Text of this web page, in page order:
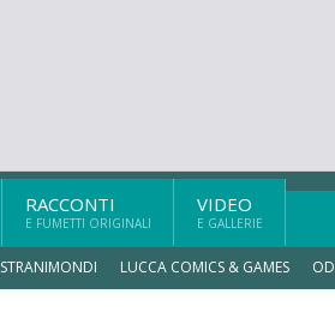
RACCONTI
E FUMETTI ORIGINALI
VIDEO
E GALLERIE
STRANIMONDI LUCCA COMICS & GAMES